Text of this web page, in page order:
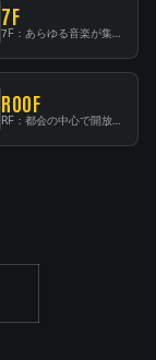
7F
ROOF